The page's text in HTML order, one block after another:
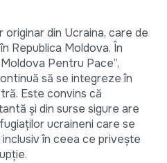
din Ucraina, care de
Republica Moldova. În
Pentru Pace”,
să se integreze în
Este convins că
și din surse sigure are
ucraineni care se
în ceea ce privește